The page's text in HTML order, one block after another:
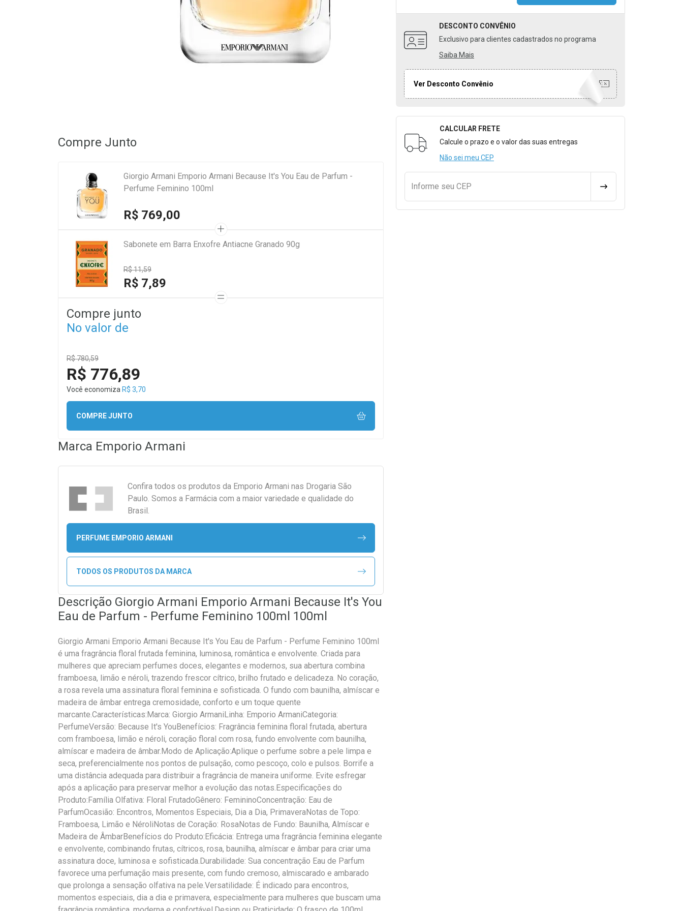
DESCONTO CONVÊNIO
Exclusivo para clientes cadastrados no programa
Saiba Mais
Ver Desconto Convênio
Formulário para Calcular o Frete
CALCULAR FRETE
Calcule o prazo e o valor das suas entregas
Não sei meu CEP
Informe seu CEP CALCULAR FRETE
Compre Junto
Giorgio Armani Emporio Armani Because It's You Eau de Parfum -
Perfume Feminino 100ml
R$ 769,00
Sabonete em Barra Enxofre Antiacne Granado 90g
R$ 11,59
R$ 7,89
Compre junto
No valor de
R$ 780,59
R$ 776,89
Você economiza R$ 3,70
COMPRE JUNTO
Marca Emporio Armani
Confira todos os produtos da Emporio Armani nas Drogaria São
Paulo. Somos a Farmácia com a maior variedade e qualidade do
Brasil.
PERFUME EMPORIO ARMANI
TODOS OS PRODUTOS DA MARCA
Descrição Giorgio Armani Emporio Armani Because It's You
Eau de Parfum - Perfume Feminino 100ml 100ml
Giorgio Armani Emporio Armani Because It's You Eau de Parfum - Perfume Feminino 100ml
é uma fragrância floral frutada feminina, luminosa, romântica e envolvente. Criada para
mulheres que apreciam perfumes doces, elegantes e modernos, sua abertura combina
framboesa, limão e néroli, trazendo frescor cítrico, brilho frutado e delicadeza. No coração,
a rosa revela uma assinatura floral feminina e sofisticada. O fundo com baunilha, almíscar e
madeira de âmbar entrega cremosidade, conforto e um toque quente
marcante.Características:Marca: Giorgio ArmaniLinha: Emporio ArmaniCategoria:
PerfumeVersão: Because It's YouBenefícios: Fragrância feminina floral frutada, abertura
com framboesa, limão e néroli, coração floral com rosa, fundo envolvente com baunilha,
almíscar e madeira de âmbar.Modo de Aplicação:Aplique o perfume sobre a pele limpa e
seca, preferencialmente nos pontos de pulsação, como pescoço, colo e pulsos. Borrife a
uma distância adequada para distribuir a fragrância de maneira uniforme. Evite esfregar
após a aplicação para preservar melhor a evolução das notas.Especificações do
Produto:Família Olfativa: Floral FrutadoGênero: FemininoConcentração: Eau de
ParfumOcasião: Encontros, Momentos Especiais, Dia a Dia, PrimaveraNotas de Topo:
Framboesa, Limão e NéroliNotas de Coração: RosaNotas de Fundo: Baunilha, Almíscar e
Madeira de ÂmbarBenefícios do Produto:Eficácia: Entrega uma fragrância feminina elegante
e envolvente, combinando frutas, cítricos, rosa, baunilha, almíscar e âmbar para criar uma
assinatura doce, luminosa e sofisticada.Durabilidade: Sua concentração Eau de Parfum
favorece uma perfumação mais presente, com fundo cremoso, almiscarado e ambarado
que prolonga a sensação olfativa na pele.Versatilidade: É indicado para encontros,
momentos especiais, dia a dia e primavera, especialmente para mulheres que buscam uma